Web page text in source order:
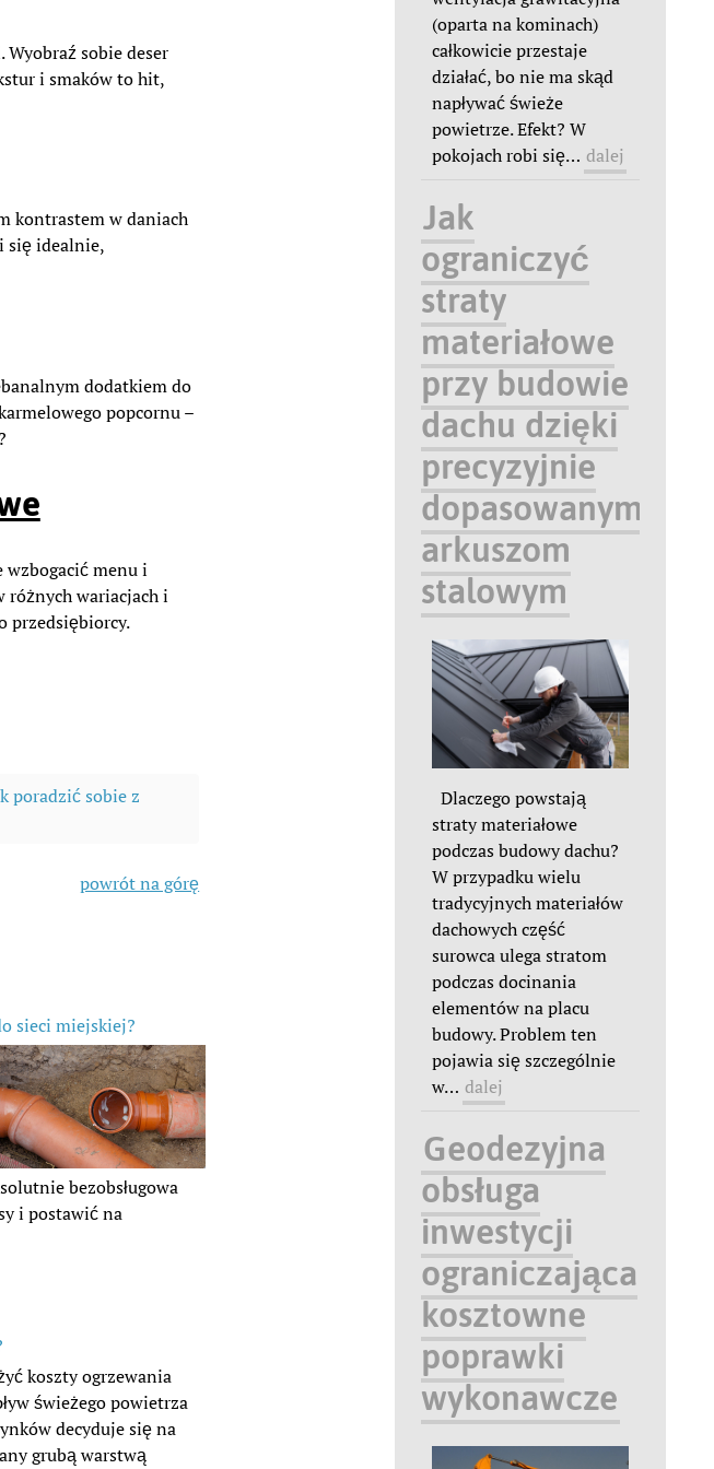
sobie deser
i smaków to hit,
kontrastem w daniach
się idealnie,
dodatkiem do
popcornu –
menu i
różnych wariacjach i
przedsiębiorcy.
poradzić sobie z
powrót na górę
sieci miejskiej?
bezobsługowa
i postawić na
koszty ogrzewania
świeżego powietrza
decyduje się na
grubą warstwą
(oparta na kominach)
całkowicie przestaje
działać, bo nie ma skąd
napływać świeże
powietrze. Efekt? W
pokojach robi się… dalej
Jak
ograniczyć
straty
materiałowe
przy budowie
dachu dzięki
precyzyjnie
dopasowanym
arkuszom
stalowym
Dlaczego powstają
straty materiałowe
podczas budowy dachu?
W przypadku wielu
tradycyjnych materiałów
dachowych część
surowca ulega stratom
podczas docinania
elementów na placu
budowy. Problem ten
pojawia się szczególnie
w… dalej
Geodezyjna
obsługa
inwestycji
ograniczająca
kosztowne
poprawki
wykonawcze